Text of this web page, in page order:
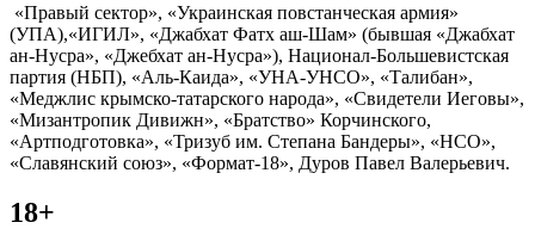
«Правый сектор», «Украинская повстанческая армия»
(УПА),«ИГИЛ», «Джабхат Фатх аш-Шам» (бывшая «Джабхат
ан-Нусра», «Джебхат ан-Нусра»), Национал-Большевистская
партия (НБП), «Аль-Каида», «УНА-УНСО», «Талибан»,
«Меджлис крымско-татарского народа», «Свидетели Иеговы»,
«Мизантропик Дивижн», «Братство» Корчинского,
«Артподготовка», «Тризуб им. Степана Бандеры», «НСО»,
«Славянский союз», «Формат-18», Дуров Павел Валерьевич.
18+